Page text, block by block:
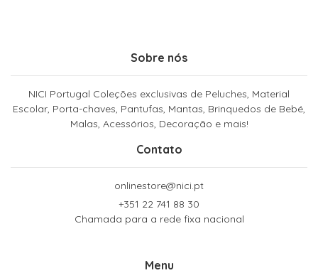
Sobre nós
NICI Portugal Coleções exclusivas de Peluches, Material
Escolar, Porta-chaves, Pantufas, Mantas, Brinquedos de Bebé,
Malas, Acessórios, Decoração e mais!
Contato
onlinestore@nici.pt
+351 22 741 88 30
Chamada para a rede fixa nacional
Menu